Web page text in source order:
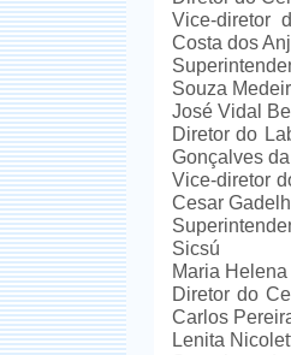
Vice-diretor
Costa dos
Souza
José Vidal
Diretor do
Gonçalves
Vice-diretor
Cesar
Sicsú
Maria
Diretor do
Carlos
Lenita